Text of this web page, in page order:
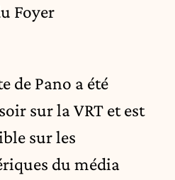
Foyer
de Pano a été
sur la VRT et est
sur les
du média